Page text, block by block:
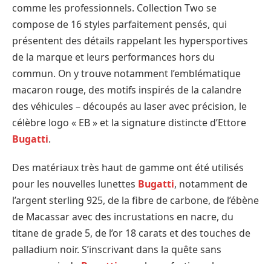
comme les professionnels. Collection Two se
compose de 16 styles parfaitement pensés, qui
présentent des détails rappelant les hypersportives
de la marque et leurs performances hors du
commun. On y trouve notamment l’emblématique
macaron rouge, des motifs inspirés de la calandre
des véhicules – découpés au laser avec précision, le
célèbre logo « EB » et la signature distincte d’Ettore
Bugatti.
Des matériaux très haut de gamme ont été utilisés
pour les nouvelles lunettes Bugatti, notamment de
l’argent sterling 925, de la fibre de carbone, de l’ébène
de Macassar avec des incrustations en nacre, du
titane de grade 5, de l’or 18 carats et des touches de
palladium noir. S’inscrivant dans la quête sans